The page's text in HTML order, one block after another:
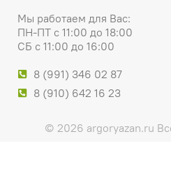
Мы работаем для Вас:
ПН-ПТ с 11:00 до 18:00
СБ с 11:00 до 16:00
8 (991) 346 02 87
8 (910) 642 16 23
© 2026 argoryazan.ru